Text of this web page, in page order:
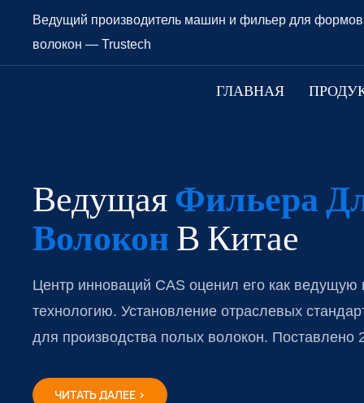
Ведущий производитель машин и фильер для
волокон — Trustech
ГЛАВНАЯ
ВедущаяФильера
ВолоконВ Китае
Центр инноваций CAS оценил его как ведущую
технологию. Установление отраслевых
для производства полых волокон. Поставлено
ЧИТАТЬ ДАЛЕЕ >